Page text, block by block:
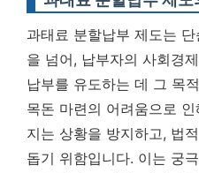
과태료 분할납부 제도는
을 넘어, 납부자의 사회경
납부를 유도하는 데 그 목
목돈 마련의 어려움으로
지는 상황을 방지하고, 법
돕기 위함입니다. 이는 궁